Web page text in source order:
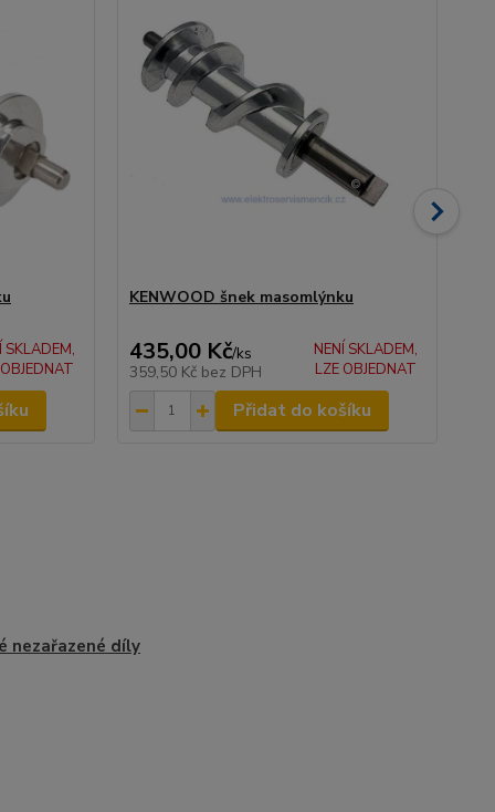
SKLADEM,
KENWOOD šnek masomlýnku
435,00 Kč/ks
359,50 Kč bez DPH
NENÍ SKLADEM,
LZE OBJEDNAT
Přidat do košíku
nezařazené díly